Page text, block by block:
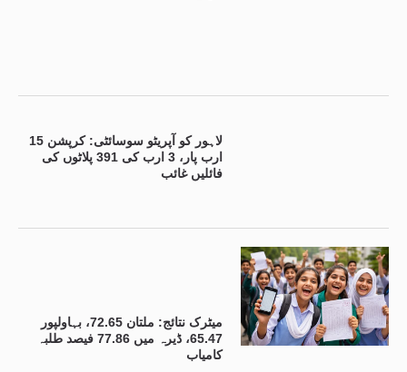
لاہور کو آپریٹو سوسائٹی: کرپشن 15
ارب پار، 3 ارب کی 391 پلاٹوں کی
فائلیں غائب
میٹرک نتائج: ملتان 72.65، بہاولپور
65.47، ڈیرہ میں 77.86 فیصد طلبہ
کامیاب